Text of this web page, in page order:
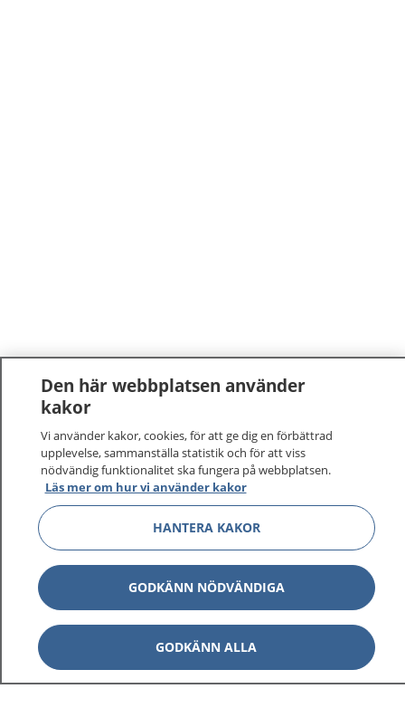
1177–tryggt om din hälsa och vård
På 1177.se får du råd om hälsa och information om
sjukdomar och vilka mottagningar du kan kontakta.
Logga in för att läsa din journal och göra dina
vårdärenden. Ring telefonnummer 1177 för
sjukvårdsrådgivning dygnet runt.
1177 ger dig råd när du vill må bättre.
Den här webbplatsen använder
kakor
Vi använder kakor, cookies, för att ge dig en förbättrad
upplevelse, sammanställa statistik och för att viss
nödvändig funktionalitet ska fungera på webbplatsen.
Läs mer om hur vi använder kakor
HANTERA KAKOR
GODKÄNN NÖDVÄNDIGA
GODKÄNN ALLA